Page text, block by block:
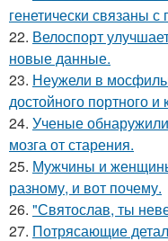
генетически связаны
22. Велоспорт
новые данные.
23. Неужели в
достойного портного и
24. Ученые
мозга от старения.
25. Мужчины и
разному, и вот почему.
26. "Святослав, ты
27. Потрясающие